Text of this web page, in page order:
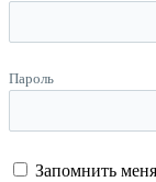
Пароль
Запомнить